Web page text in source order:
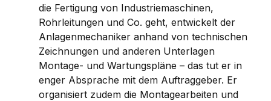
die Fertigung von Industriemaschinen,
Rohrleitungen und Co. geht, entwickelt der
Anlagenmechaniker anhand von technischen
Zeichnungen und anderen Unterlagen
Montage- und Wartungspläne – das tut er in
enger Absprache mit dem Auftraggeber. Er
organisiert zudem die Montagearbeiten und